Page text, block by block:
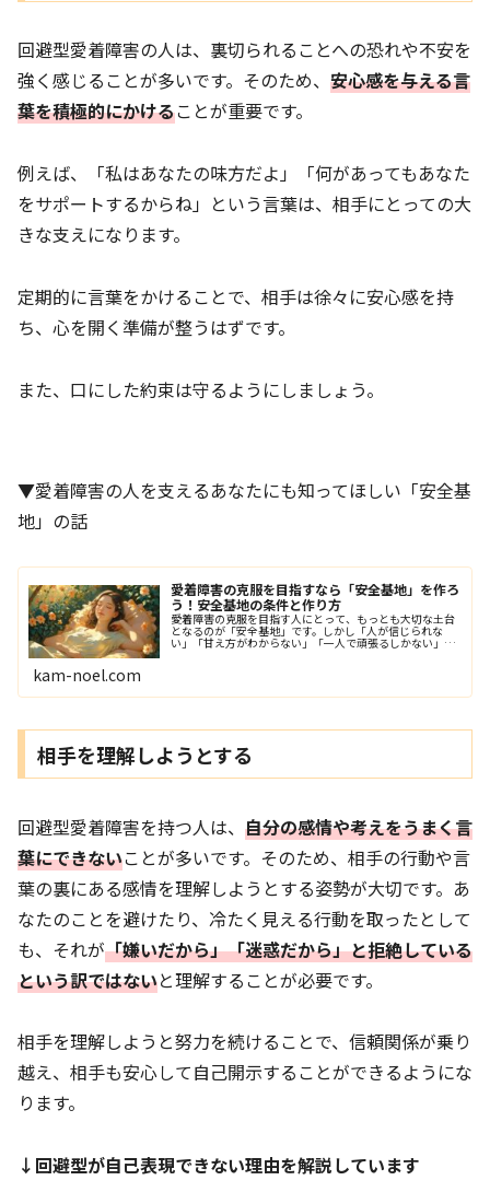
回避型愛着障害の人は、裏切られることへの恐れや不安を
強く感じることが多いです。そのため、 安心感を与える言
葉を積極的にかけることが重要です。
例えば、「私はあなたの味方だよ」「何があってもあなた
をサポートするからね」という言葉は、相手にとっての大
きな支えになります。
定期的に言葉をかけることで、相手は徐々に安心感を持
ち、心を開く準備が整うはずです。
また、口にした約束は守るようにしましょう。
▼愛着障害の人を支えるあなたにも知ってほしい「安全基
地」の話
愛着障害の克服を目指すなら「安全基地」を作ろ
う！安全基地の条件と作り方
愛着障害の克服を目指す人にとって、もっとも大切な土台
となるのが「安全基地」です。しかし「人が信じられな
い」「甘え方がわからない」「一人で頑張るしかない」と
kam-noel.com
相手を理解しようとする
回避型愛着障害を持つ人は、 自分の感情や考えをうまく言
葉にできないことが多いです。そのため、相手の行動や言
葉の裏にある感情を理解しようとする姿勢が大切です。あ
なたのことを避けたり、冷たく見える行動を取ったとして
も、それが「嫌いだから」「迷惑だから」と拒絶している
という訳ではないと理解することが必要です。
相手を理解しようと努力を続けることで、信頼関係が乗り
越え、相手も安心して自己開示することができるようにな
ります。
↓回避型が自己表現できない理由を解説しています